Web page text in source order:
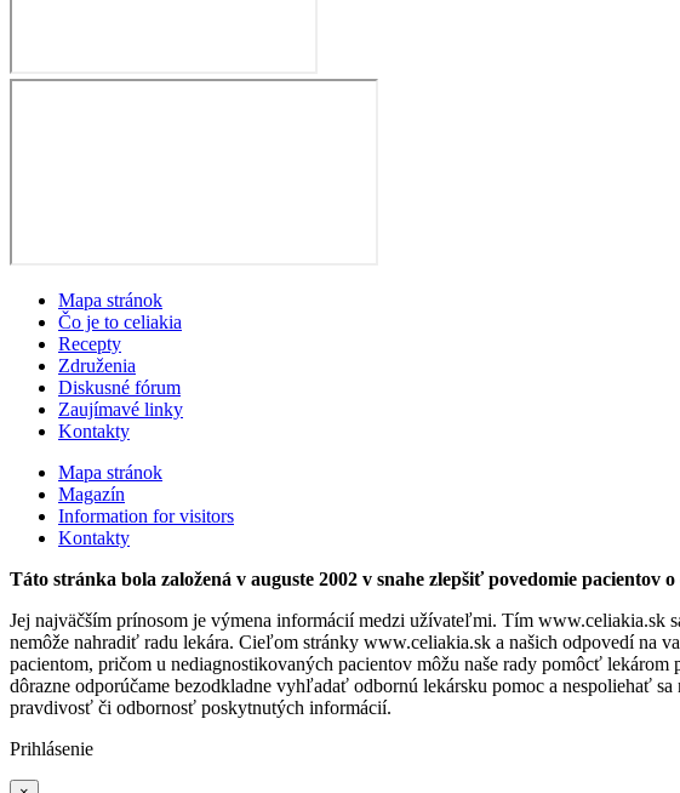
Mapa stránok
Čo je to celiakia
Recepty
Združenia
Diskusné fórum
Zaujímavé linky
Kontakty
Mapa stránok
Magazín
Information for visitors
Kontakty
Táto stránka bola založená v auguste 2002 v snahe zlepšiť povedomie pacientov
Jej najväčším prínosom je výmena informácií medzi užívateľmi. Tím www.celiakia.sk
nemôže nahradiť radu lekára. Cieľom stránky www.celiakia.sk a našich odpovedí na
pacientom, pričom u nediagnostikovaných pacientov môžu naše rady pomôcť
dôrazne odporúčame bezodkladne vyhľadať odbornú lekársku pomoc a nespoliehať
pravdivosť či odbornosť poskytnutých informácií.
Prihlásenie